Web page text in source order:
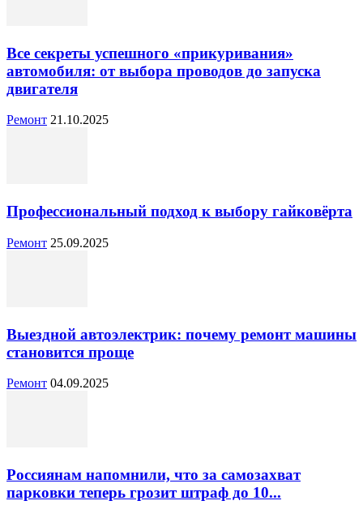
Все секреты успешного «прикуривания»
автомобиля: от выбора проводов до запуска
двигателя
Ремонт 21.10.2025
Профессиональный подход к выбору гайковёрта
Ремонт 25.09.2025
Выездной автоэлектрик: почему ремонт машины
становится проще
Ремонт 04.09.2025
Россиянам напомнили, что за самозахват
парковки теперь грозит штраф до 10...